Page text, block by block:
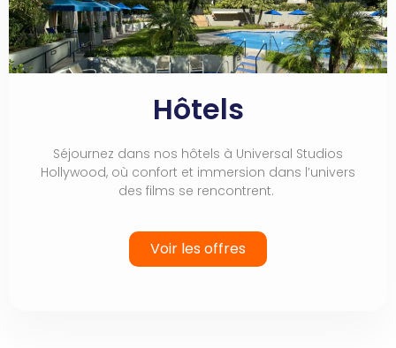
Hôtels
Séjournez dans nos hôtels à Universal Studios
Hollywood, où confort et immersion dans l’univers
des films se rencontrent.
Voir les offres